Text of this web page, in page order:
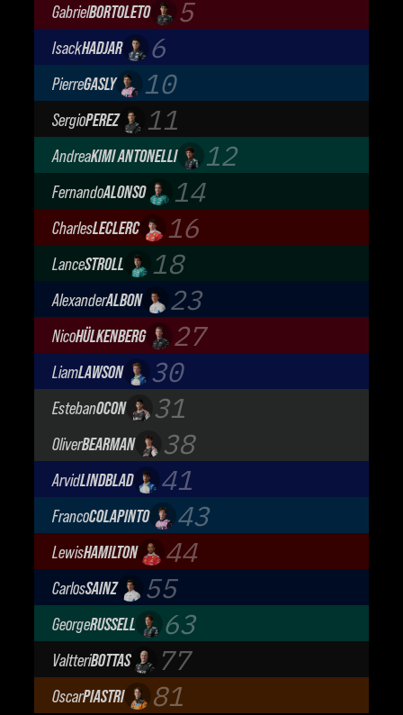
GabrielBORTOLETO 5
Audi Revolut F1 Team
IsackHADJAR 6
Oracle Red Bull Racing
PierreGASLY 10
BWT Alpine Formula One Team
SergioPEREZ 11
Cadillac Formula 1 Team
AndreaKIMI ANTONELLI 12
Mercedes-AMG Petronas F1 Team
FernandoALONSO 14
Aston Martin Aramco F1 Team
CharlesLECLERC 16
Scuderia Ferrari
LanceSTROLL 18
Aston Martin Aramco F1 Team
AlexanderALBON 23
Atlassian Williams F1 Team
NicoHÜLKENBERG 27
Audi Revolut F1 Team
LiamLAWSON 30
Visa Cash App Racing Bulls
EstebanOCON 31
TGR Haas F1 Team
OliverBEARMAN 38
TGR Haas F1 Team
ArvidLINDBLAD 41
Visa Cash App Racing Bulls
FrancoCOLAPINTO 43
BWT Alpine Formula One Team
LewisHAMILTON 44
Scuderia Ferrari
CarlosSAINZ 55
Atlassian Williams F1 Team
GeorgeRUSSELL 63
Mercedes-AMG Petronas F1 Team
ValtteriBOTTAS 77
Cadillac Formula 1 Team
OscarPIASTRI 81